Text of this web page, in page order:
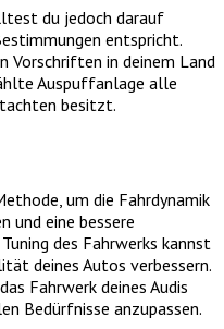
du jedoch darauf
entspricht.
Vorschriften in deinem Land
Auspuffanlage alle
besitzt.
um die Fahrdynamik
und eine bessere
des Fahrwerks kannst
deines Autos verbessern.
Fahrwerk deines Audis
Bedürfnisse anzupassen.